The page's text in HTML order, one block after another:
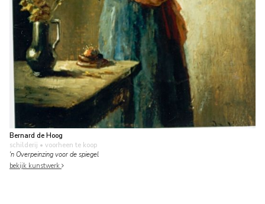
Bernard de Hoog
schilderij • voorheen te koop
'n Overpeinzing voor de spiegel
bekijk kunstwerk